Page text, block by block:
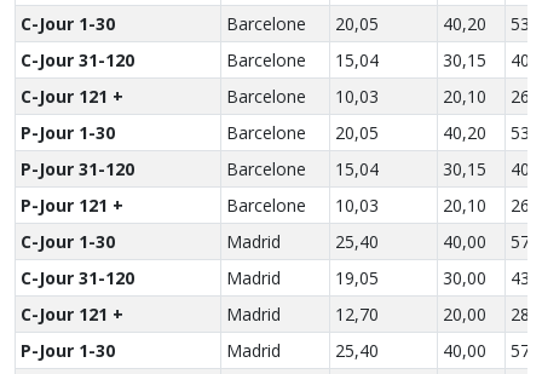
C-Jour 1-30
Barcelone 20,05 40,20
C-Jour 31-120
Barcelone 15,04 30,15
C-Jour 121 +
Barcelone 10,03 20,10
P-Jour 1-30
Barcelone 20,05 40,20
P-Jour 31-120
Barcelone 15,04 30,15
P-Jour 121 +
Barcelone 10,03 20,10
C-Jour 1-30
Madrid 25,40 40,00
C-Jour 31-120
Madrid 19,05 30,00
C-Jour 121 +
Madrid 12,70 20,00
P-Jour 1-30
Madrid 25,40 40,00